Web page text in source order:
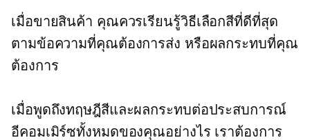
เมื่อขายสินค้า คุณควรเรียนรู้วิธีเลือกสีที่ดีที่สุด
ตามข้อความที่คุณต้องการส่ง หรือผลกระทบที่คุณ
ต้องการ
เมื่อพูดถึงทฤษฎีสีและผลกระทบต่อประสบการณ์
อีคอมเมิร์ซทั้งหมดของคุณอย่างไร เราต้องการ